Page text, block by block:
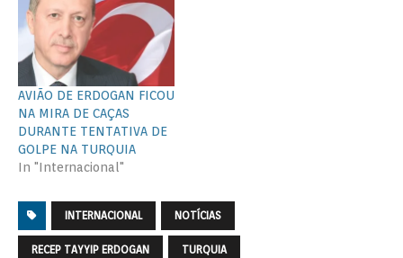
AVIÃO DE ERDOGAN FICOU
NA MIRA DE CAÇAS
DURANTE TENTATIVA DE
GOLPE NA TURQUIA
In "Internacional"
INTERNACIONAL NOTÍCIAS
RECEP TAYYIP ERDOGAN TURQUIA